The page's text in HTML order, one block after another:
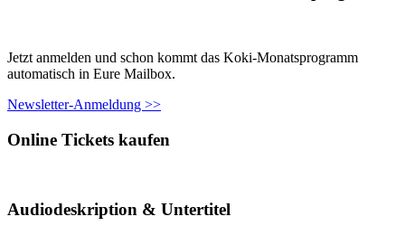
Jetzt anmelden und schon kommt das Koki-Monatsprogramm
automatisch in Eure Mailbox.
Newsletter-Anmeldung >>
Online Tickets kaufen
Audiodeskription & Untertitel